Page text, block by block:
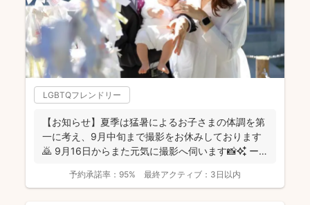
LGBTQフレンドリー
【お知らせ】夏季は猛暑によるお子さまの体調を第
一に考え、9月中旬まで撮影をお休みしております
🙇 9月16日からまた元気に撮影へ伺います📸✨ ー
予約承諾率： 95% 最終アクティブ： 3日以内